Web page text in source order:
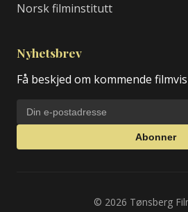
Norsk filminstitutt
Nyhetsbrev
Få beskjed om kommende
Abonner
© 2026 Tønsberg